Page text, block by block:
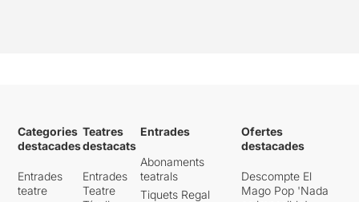
Categories
destacades
Entrades
teatre
Teatres
destacats
Entrades
Teatre
Entrades
Abonaments
teatrals
Tiquets Regal
Ofertes
destacades
Descompte El
Mago Pop 'Nada